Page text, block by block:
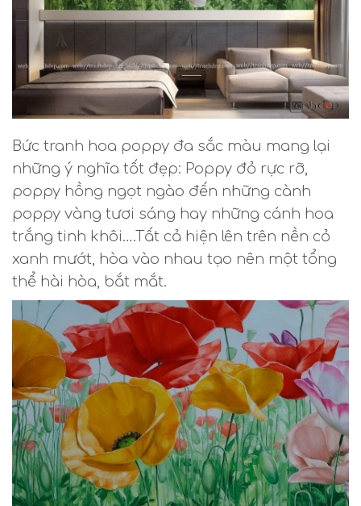
Bức tranh hoa poppy đa sắc màu mang lại
những ý nghĩa tốt đẹp: Poppy đỏ rực rỡ,
poppy hồng ngọt ngào đến những cành
poppy vàng tươi sáng hay những cánh hoa
trắng tinh khôi….Tất cả hiện lên trên nền cỏ
xanh mướt, hòa vào nhau tạo nên một tổng
thể hài hòa, bắt mắt.